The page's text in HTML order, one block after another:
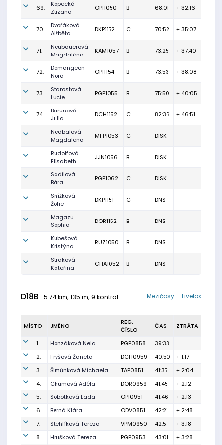
69.
Kopecká
Zuzana
OPI1050 B 68:01 + 32:16
70.
Dvořáková
Alžběta
DKP1172 C 70:52 + 35:07
71.
Neubauerová
Magdaléna
KAM1057 B 73:25 + 37:40
72.
Demangeon
Nora
OPI1154 B 73:53 + 38:08
73.
Starostová
Lucie
PGP1055 B 75:50 + 40:05
74.
Barusová
Julia
DCH1152 C 82:36 + 46:51
Nedbalová
Magdalena
MFP1053 C DISK
Rudolfová
Elisabeth
JJN1056 B DISK
Sadilová
Bára
PGP1062 C DISK
Snížková
Žofie
DKP1151 C DNS
Magazu
Sophia
DOR1152 B DNS
Kubešová
Kristýna
RUZ1050 B DNS
Straková
Kateřina
CHA1052 B DNS
D18B 5.74 km, 135 m, 9 kontrol Livelox
Mezičasy
MÍSTO JMÉNO
REG.
ČÍSLO
ČAS ZTRÁTA
1. Honzáková Nela PGP0858
39:33
2.
Fryšová Žaneta DCH0959 40:50
+ 1:17
3.
Šimůnková Michaela TAP0851 41:37
+ 2:04
4.
Chumová Adéla DOR0959 41:45
+ 2:12
5.
Sobotková Lada OPI0951 41:46
+ 2:13
6.
Berná Klára ODV0851 42:21
+ 2:48
7.
Stehlíková Tereza VPM0950 42:51
+ 3:18
8.
Hrušková Tereza PGP0953 43:01
+ 3:28